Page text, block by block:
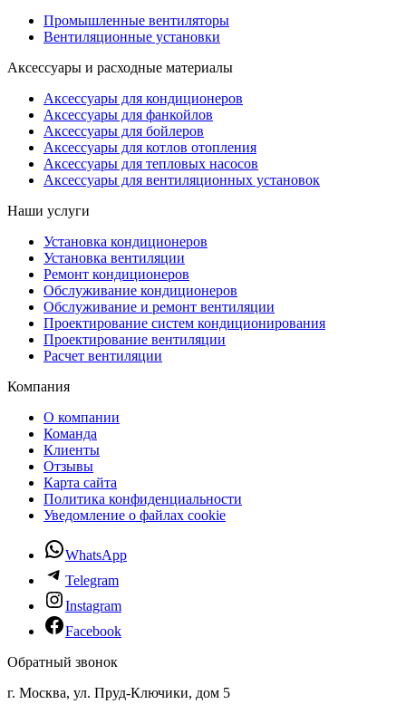
Промышленные вентиляторы
Вентиляционные установки
Аксессуары и расходные материалы
Аксессуары для кондиционеров
Аксессуары для фанкойлов
Аксессуары для бойлеров
Аксессуары для котлов отопления
Аксессуары для тепловых насосов
Аксессуары для вентиляционных установок
Наши услуги
Установка кондиционеров
Установка вентиляции
Ремонт кондиционеров
Обслуживание кондиционеров
Обслуживание и ремонт вентиляции
Проектирование систем кондиционирования
Проектирование вентиляции
Расчет вентиляции
Компания
О компании
Команда
Клиенты
Отзывы
Карта сайта
Политика конфиденциальности
Уведомление о файлах cookie
WhatsApp
Telegram
Instagram
Facebook
Обратный звонок
г. Москва, ул. Пруд-Ключики, дом 5